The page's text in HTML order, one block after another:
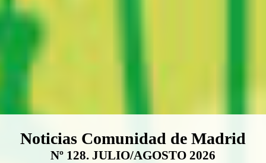
Boletín Noticias Comunidad de
Noticias Comunidad de Madrid
Nº 128. JULIO/AGOSTO 2026